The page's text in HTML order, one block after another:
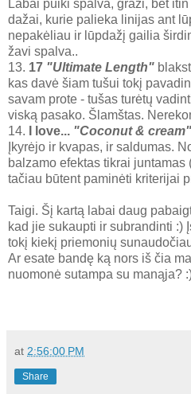
Labai puiki spalva, graži, bet
dažai, kurie palieka linijas ant
nepakėliau ir lūpdažį gailia
žavi spalva..
13. 17 "Ultimate Length"
kas davė šiam tušui tokį
savam prote - tušas turėtų
viską pasako. Šlamštas.
14.
I love... "Coconut & cream"
Įkyrėjo ir kvapas, ir saldumas.
balzamo efektas tikrai juntamas
tačiau būtent paminėti kriterijai
Taigi. Šį kartą labai daug
kad jie sukaupti ir subrandinti :)
tokį kiekį priemonių
Ar esate bandę ką nors iš čia
nuomonė sutampa su manąja?
at 2:56:00 PM
Share